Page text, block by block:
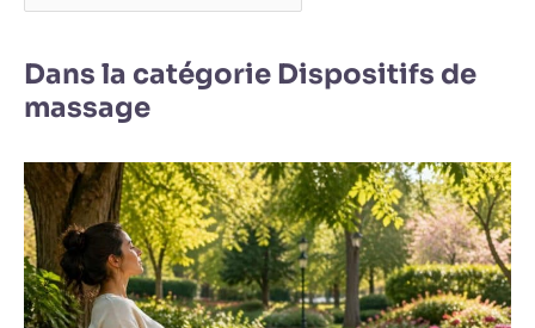
Dans la catégorie Dispositifs de
massage